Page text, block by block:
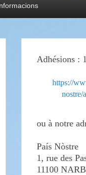
Adhésions :
https://
nostre/
ou à notre
País Nòstre
1, rue des
11100